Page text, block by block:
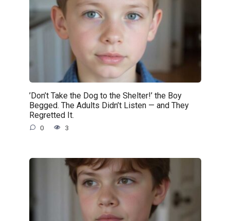
’Don’t Take the Dog to the Shelter!’ the Boy
Begged. The Adults Didn’t Listen — and They
Regretted It.
0 3